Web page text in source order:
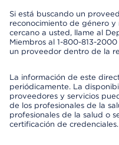
Si está buscando un
reconocimiento de género
cercano a usted, llame al
Miembros al 1-800-813-
un proveedor dentro de la
La información de este
periódicamente. La
proveedores y servicios
de los profesionales de la
profesionales de la salud o
certificación de credenciales.